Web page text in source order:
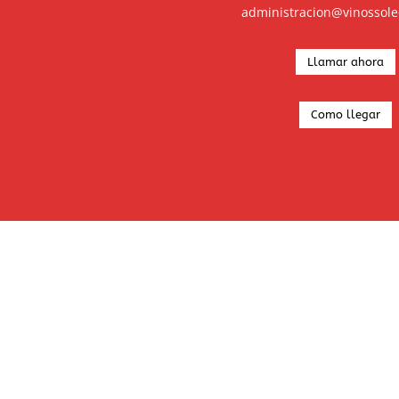
Llamar ahora
Como llegar